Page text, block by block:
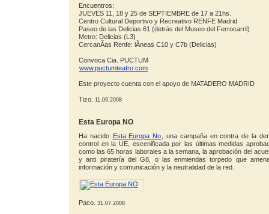
Encuentros:
JUEVES 11, 18 y 25 de SEPTIEMBRE de 17 a 21hs.
Centro Cultural Deportivo y Recreativo RENFE Madrid
Paseo de las Delicias 61 (detrás del Museo del Ferrocarril)
Metro: Delicias (L3)
CercanÃ­as Renfe: lÃ­neas C10 y C7b (Delicias)
Convoca Cia. PUCTUM
www.puctumteatro.com
Este proyecto cuenta con el apoyo de MATADERO MADRID
Tizo. 11.09.2008
Esta Europa NO
Ha nacido Esta Europa No , una campaña en contra de la
control en la UE, escenificada por las últimas medidas
como las 65 horas laborales a la semana, la aprobación del
y anti piratería del G8, o las enmiendas torpedo que
información y comunicación y la neutralidad de la red.
Paco. 31.07.2008